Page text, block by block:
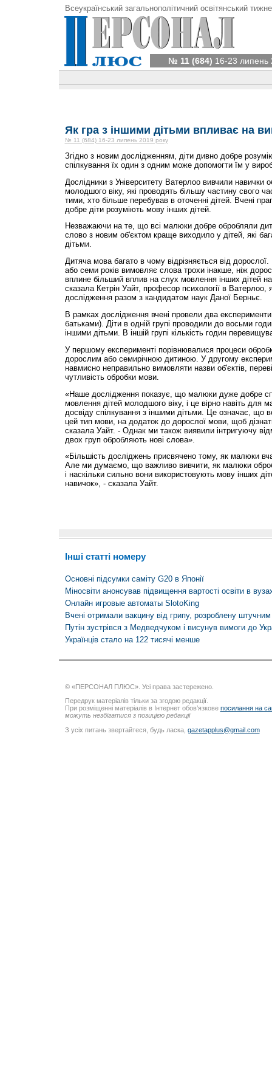
Всеукраїнський загальнополітичний освітянський
№ 11 (684) 16-23 липень
Як гра з іншими дітьми впливає на
№ 11 (684) 16-23 липень 2019 року
Згідно з новим дослідженням, діти дивно добре
спілкування їх один з одним може допомогти їм у
Дослідники з Університету Ватерлоо вивчили навички
молодшого віку, які проводять більшу частину свого
тими, хто більше перебував в оточенні дітей. Вчені
добре діти розуміють мову інших дітей.
Незважаючи на те, що всі малюки добре обробляли
слово з новим об'єктом краще виходило у дітей, які
дітьми.
Дитяча мова багато в чому відрізняється від дорослої.
або семи років вимовляє слова трохи інакше, ніж
вплине більший вплив на слух мовлення інших дітей на
сказала Кетрін Уайт, професор психології в Ватерлоо,
дослідження разом з кандидатом наук Даної Берньє.
В рамках дослідження вчені провели два
батьками). Діти в одній групі проводили до восьми
іншими дітьми. В іншій групі кількість годин
У першому експерименті порівнювалися процеси
дорослим або семирічною дитиною. У другому
навмисно неправильно вимовляти назви об'єктів,
чутливість обробки мови.
«Наше дослідження показує, що малюки дуже добре
мовлення дітей молодшого віку, і це вірно навіть для
досвіду спілкування з іншими дітьми. Це означає, що
цей тип мови, на додаток до дорослої мови, щоб
сказала Уайт. - Однак ми також виявили інтригуючу
двох груп обробляють нові слова».
«Більшість досліджень присвячено тому, як малюки
Але ми думаємо, що важливо вивчити, як малюки
і наскільки сильно вони використовують мову інших
навичок», - сказала Уайт.
Інші статті номеру
Основні підсумки саміту G20 в Японії
Міносвіти анонсував підвищення вартості освіти в
Онлайн игровые автоматы SlotoKing
Вчені отримали вакцину від грипу, розроблену штучним
Путін зустрівся з Медведчуком і висунув вимоги до
Українців стало на 122 тисячі менше
© «ПЕРСОНАЛ ПЛЮС». Усі права застережено.
Передрук матеріалів тільки за згодою редакції.
При розміщенні матеріалів в Інтернет обов’язкове посилання на
можуть незбігатися з позицією редакції
З усіх питань звертайтеся, будь ласка, gazetapplus@gmail.com